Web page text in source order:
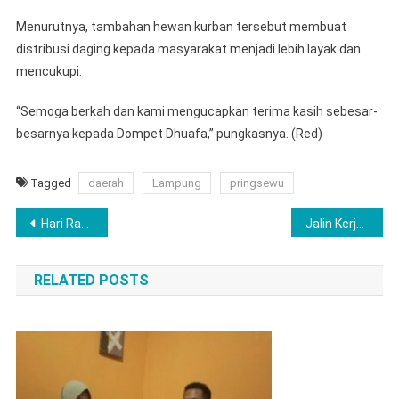
Menurutnya, tambahan hewan kurban tersebut membuat
distribusi daging kepada masyarakat menjadi lebih layak dan
mencukupi.
“Semoga berkah dan kami mengucapkan terima kasih sebesar-
besarnya kepada Dompet Dhuafa,” pungkasnya. (Red)
Tagged daerah Lampung pringsewu
Navigasi
pos
Hari Raya Kurban Penuh Kebersamaan, Bentuk Kepedulian Pemkab Lamtim Terhadapa Insan Pers Dan LSM
RELATED POSTS